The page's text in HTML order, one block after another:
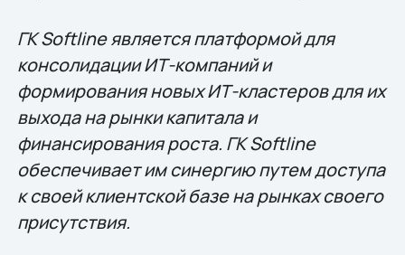
ГК Softline является платформой для
консолидации ИТ-компаний и
формирования новых ИТ-кластеров для их
выхода на рынки капитала и
финансирования роста. ГК Softline
обеспечивает им синергию путем доступа
к своей клиентской базе на рынках своего
присутствия.